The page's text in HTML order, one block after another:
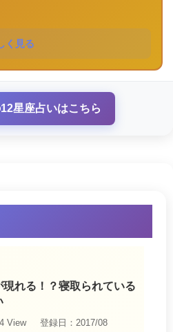
く見る
星座占いはこちら
現れる！？寝取られている
View
登録日：2017/08